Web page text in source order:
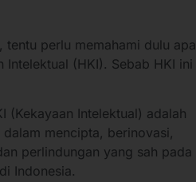
tentu perlu memahami dulu apa
Intelektual (HKI). Sebab HKI ini
(Kekayaan Intelektual) adalah
mencipta, berinovasi,
perlindungan yang sah pada
Indonesia.